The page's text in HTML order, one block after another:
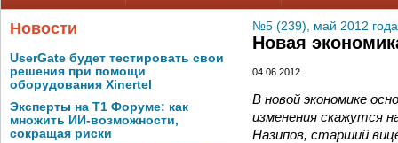
Новости
UserGate будет тестировать свои
решения при помощи
оборудования Xinertel
Эксперты на Т1 Форуме: как
множить ИИ-возможности,
сокращая риски
№5 (239), май 2012 года
Новая
04.06.2012
В новой экономике
изменения скажутся
Назипов, старший